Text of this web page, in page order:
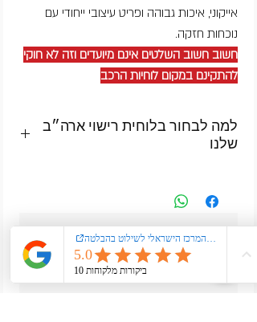
אייקוני, איכות גבוהה ופריט עיצובי ייחודי עם
נוכחות חזקה.
חשוב חשוב השלטים אינם מיועדים וזה לא חוקי
להתקינם במקום לוחיות הרכב
למה לבחור בלוחית רישוי ארה״ב
שלנו
אמיתית
✔️ עיצוב בהשראת לוחיות רישוי אמריקאיות
מקוריות
✔️ מראה אמריקאי אייקוני עם נוכחות
✔️ עמידה מלאה לשימוש פנימי וחיצוני
עדיין אין ביקורות
רוצה להוסיף את הביקורת הראשונה? ספר/י לנו
מה דעתך.